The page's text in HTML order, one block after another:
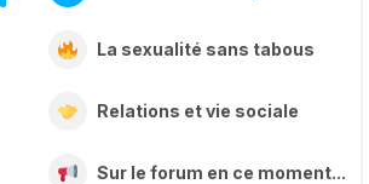
La sexualité sans tabous
Relations et vie sociale
Sur le forum en ce moment...